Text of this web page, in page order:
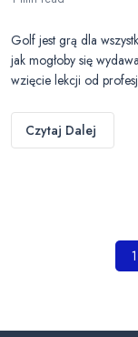
Golf jest grą dla
jak mogłoby się
wzięcie lekcji od
Czytaj Dalej
1